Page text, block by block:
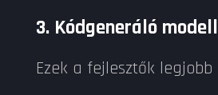
3. Kódgeneráló
Ezek a fejlesztők